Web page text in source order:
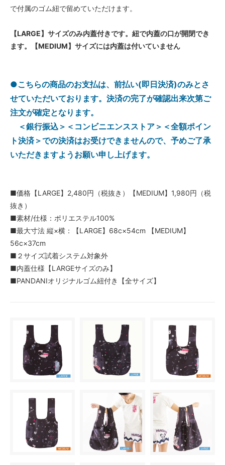
で付属のゴム紐で留めていただけます。
【LARGE】サイズのみ内蓋付きです。紐で内蓋の口が開閉でき
ます。【MEDIUM】サイズには内蓋は付いていません
●こちらの商品のお支払は、前払い(即日決済)のみとさ
せていただいております。決済の完了が確認出来次第ご
注文が確定となります。
＜銀行振込＞＜コンビニエンスストア＞＜全額ポイン
ト決済＞での決済はお受けできませんので、予めご了承
いただきますようお願い申し上げます。
■価格【LARGE】2,480円（税抜き）【MEDIUM】1,980円（税
抜き）
■素材/仕様：ポリエステル100%
■最大寸法 縦×横：【LARGE】68c×54cm 【MEDIUM】
56c×37cm
■２サイズ試着システム対象外
■内蓋仕様【LARGEサイズのみ】
■PANDANIオリジナルゴム紐付き【全サイズ】